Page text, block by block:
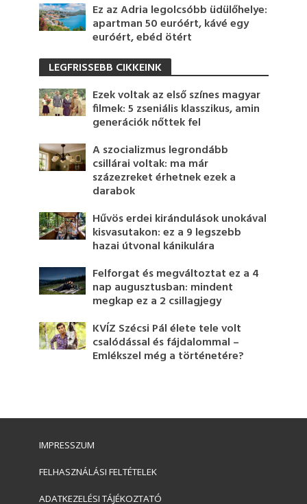
Ez az Adria legolcsóbb üdülőhelye:
apartman 50 euróért, kávé egy
euróért, ebéd ötért
LEGFRISSEBB CIKKEINK
Ezek voltak az első színes magyar
filmek: 5 zseniális klasszikus, amin
generációk nőttek fel
A szocializmus legrondább
csillárai voltak: ma már
százezreket érhetnek ezek a
darabok
Hűvös erdei kirándulások unokával
kisvasutakon: ez a 9 legszebb
hazai útvonal kánikulára
Felforgat és megváltoztat ez a 4
nap augusztusban: mindent
megkap ez a 2 csillagjegy
KVÍZ Szécsi Pál élete tele volt
csalódással és fájdalommal –
Emlékszel még a történetére?
IMPRESSZUM
FELHASZNÁLÁSI FELTÉTELEK
ADATKEZELÉSI TÁJÉKOZTATÓ